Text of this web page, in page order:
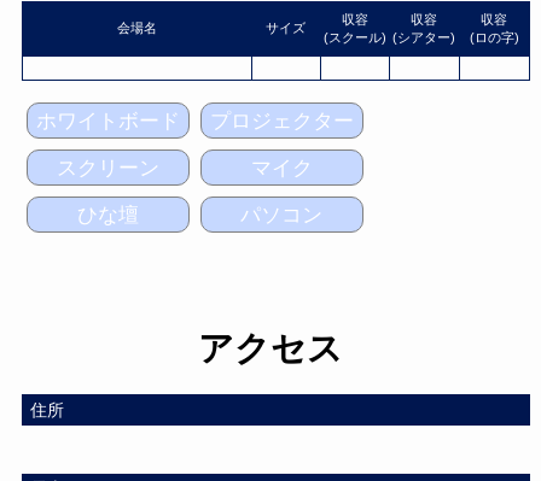
会場名 サイズ
収容
(スクール)
収容
(シアター)
収容
(ロの字)
ホワイトボード
プロジェクター
スクリーン
マイク
ひな壇
パソコン
アクセス
住所